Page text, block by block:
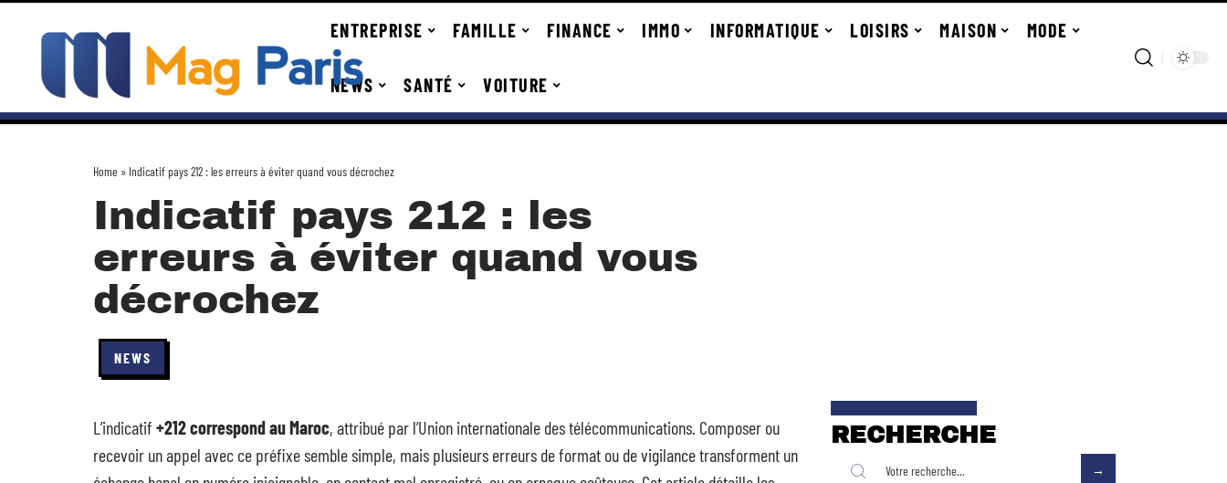
ENTREPRISE FAMILLE FINANCE IMMO INFORMATIQUE LOISIRS MAISON MODE
NEWS SANTÉ VOITURE
Home » Indicatif pays 212 : les erreurs à éviter quand vous décrochez
Indicatif pays 212 : les
erreurs à éviter quand vous
décrochez
NEWS
L’indicatif +212 correspond au Maroc, attribué par l’Union internationale des télécommunications. Composer ou
recevoir un appel avec ce préfixe semble simple, mais plusieurs erreurs de format ou de vigilance transforment un
RECHERCHE